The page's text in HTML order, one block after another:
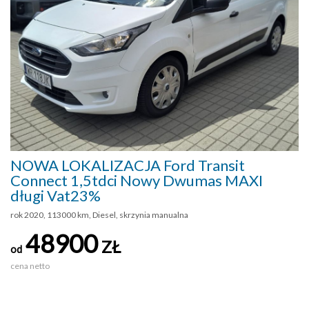
NOWA LOKALIZACJA Ford Transit
Connect 1,5tdci Nowy Dwumas MAXI
długi Vat23%
rok 2020, 113000 km, Diesel, skrzynia manualna
od 48900ZŁ
cena netto